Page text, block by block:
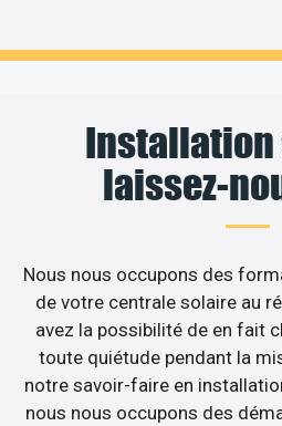
Installation
laissez-
Nous nous occupons des
de votre centrale solaire au
avez la possibilité de en fait
toute quiétude pendant la
notre savoir-faire en
nous nous occupons des